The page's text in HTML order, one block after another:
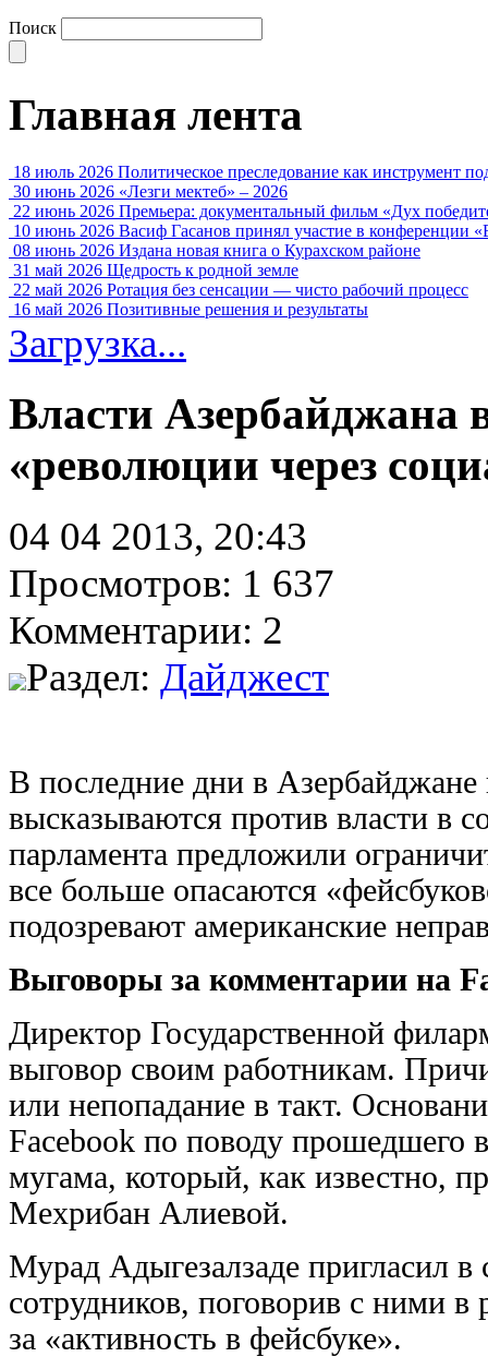
Поиск
Главная лента
18 июль 2026 Политическое преследование как инструмент
30 июнь 2026 «Лезги мектеб» – 2026
22 июнь 2026 Премьера: документальный фильм «Дух
10 июнь 2026 Васиф Гасанов принял участие в конференции
08 июнь 2026 Издана новая книга о Курахском районе
31 май 2026 Щедрость к родной земле
22 май 2026 Ротация без сенсации — чисто рабочий процесс
16 май 2026 Позитивные решения и результаты
Загрузка...
Власти Азербайджана
«революции через
04 04 2013, 20:43
Просмотров: 1 637
Комментарии: 2
Раздел: Дайджест
В последние дни в
высказываются против власти в
парламента предложили
все больше опасаются
подозревают американские
Выговоры за комментарии на
Директор Государственной
выговор своим работникам.
или непопадание в такт.
Facebook по поводу прошедшего
мугама, который, как известно,
Мехрибан Алиевой.
Мурад Адыгезалзаде пригласил
сотрудников, поговорив с ними
за «активность в фейсбуке».